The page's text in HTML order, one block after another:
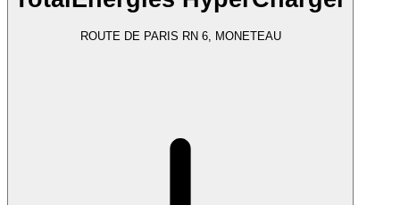
ROUTE DE PARIS RN 6, MONETEAU